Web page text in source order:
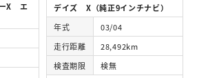
X エ
デイズ X（純正9インチナビ）
年式
03/04
走行距離
28,492km
検査期限
検無